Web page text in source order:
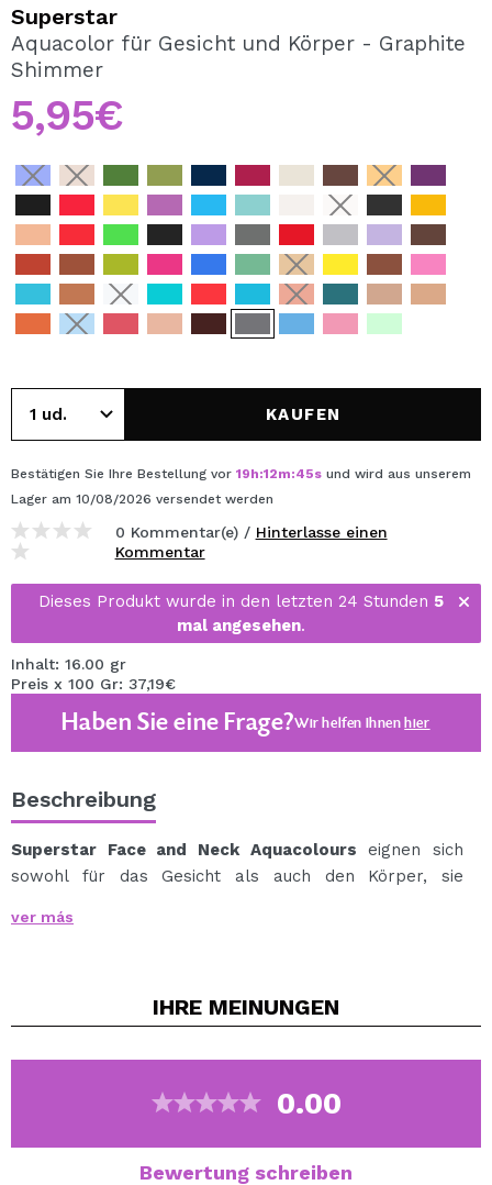
REGISTRIEREN
Durch die Erstellung eines Kontos bei Maquillalia.de
können Sie Ihre Einkäufe schnell tätigen, den Status Ihrer
Bestellungen überprüfen und Ihre bisherigen Vorgänge
einsehen.
BENUTZERKONTO ERSTELLEN
Superstar
Aquacolor für Gesicht und Körper - Graphite
Shimmer
5,95€
KAUFEN
Bestätigen Sie Ihre Bestellung vor 19h:12m:45s und wird aus unserem
Lager am 10/08/2026 versendet werden
0 Kommentar(e) / Hinterlasse einen
Kommentar
Dieses Produkt wurde in den letzten 24 Stunden 5
mal angesehen.
Inhalt: 16.00 gr
Preis x 100 Gr: 37,19€
Haben Sie eine Frage?Wir helfen Ihnenhier
Beschreibung
Superstar Face and Neck Aquacolours eignen sich
sowohl für das Gesicht als auch den Körper, sie
sowohl von Profis als auch von Anfängern verwendet
In vielen verschiedenen Farbtönen erhältlich.
ver más
IHRE MEINUNGEN
0.00
Bewertung schreiben